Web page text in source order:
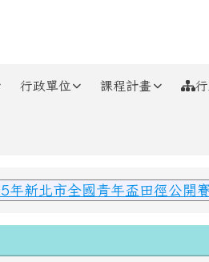
行政單位 課程計畫
新北市全國青年盃田徑公開